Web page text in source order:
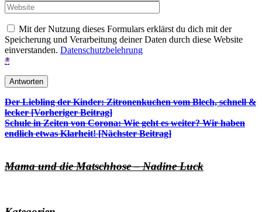
Mit der Nutzung dieses Formulars erklärst du dich mit der
Speicherung und Verarbeitung deiner Daten durch diese Website
einverstanden. Datenschutzbelehrung
*
Beitrags-
Navigation
Der Liebling der Kinder: Zitronenkuchen vom Blech, schnell &
lecker [Vorheriger Beitrag]
Schule in Zeiten von Corona: Wie geht es weiter? Wir haben
endlich etwas Klarheit![Nächster Beitrag]
Mama und die Matschhose – Nadine Luck